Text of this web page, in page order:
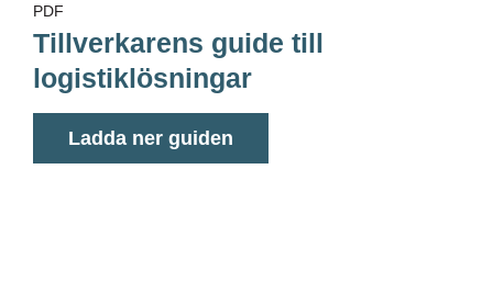
PDF
Tillverkarens guide till
logistiklösningar
Ladda ner guiden